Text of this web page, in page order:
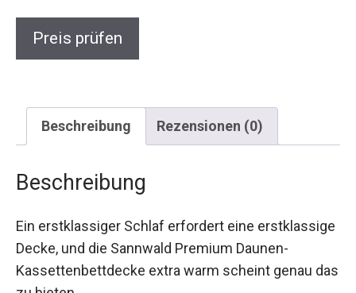
Preis prüfen
Beschreibung Rezensionen (0)
Beschreibung
Ein erstklassiger Schlaf erfordert eine erstklassige
Decke, und die Sannwald Premium Daunen-
Kassettenbettdecke extra warm scheint genau das